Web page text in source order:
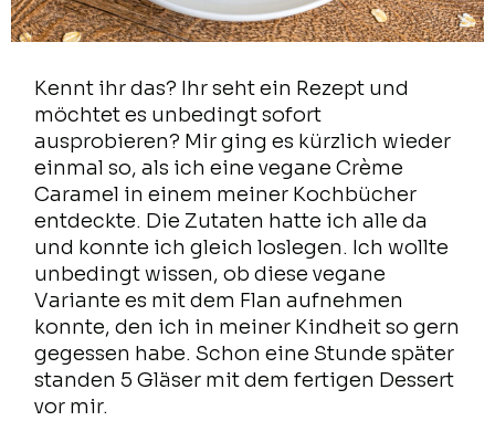
Kennt ihr das? Ihr seht ein Rezept und
möchtet es unbedingt sofort
ausprobieren? Mir ging es kürzlich wieder
einmal so, als ich eine vegane Crème
Caramel in einem meiner Kochbücher
entdeckte. Die Zutaten hatte ich alle da
und konnte ich gleich loslegen. Ich wollte
unbedingt wissen, ob diese vegane
Variante es mit dem Flan aufnehmen
konnte, den ich in meiner Kindheit so gern
gegessen habe. Schon eine Stunde später
standen 5 Gläser mit dem fertigen Dessert
vor mir.